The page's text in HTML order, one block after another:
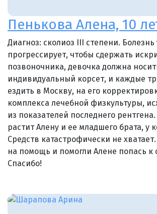
Пенькова Алена, 10
Диагноз: сколиоз III степени.
прогрессирует, чтобы сдержать
позвоночника, девочка должна
индивидуальный корсет, и каждые
ездить в Москву, на его
комплекса лечебной физкультуры,
из показателей последнего
растит Алену и ее младшего брата, у
Средств катастрофически не
на помощь и помогли Алене попась к
Спасибо!